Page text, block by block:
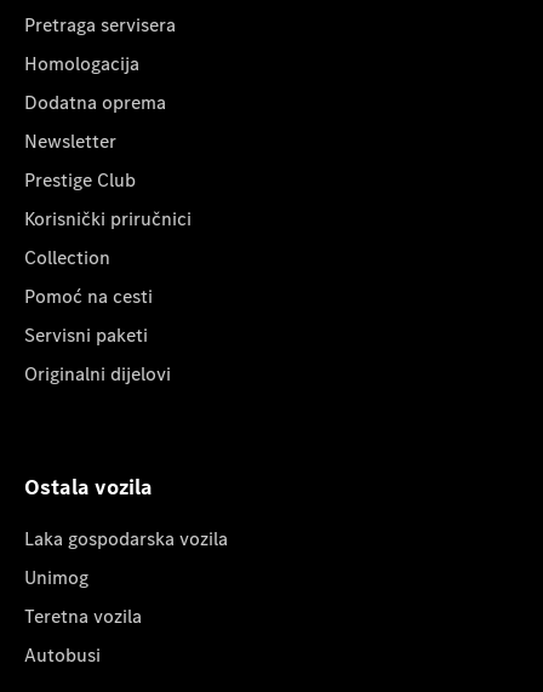
Pretraga servisera
Homologacija
Dodatna oprema
Newsletter
Prestige Club
Korisnički priručnici
Collection
Pomoć na cesti
Servisni paketi
Originalni dijelovi
Ostala vozila
Laka gospodarska vozila
Unimog
Teretna vozila
Autobusi